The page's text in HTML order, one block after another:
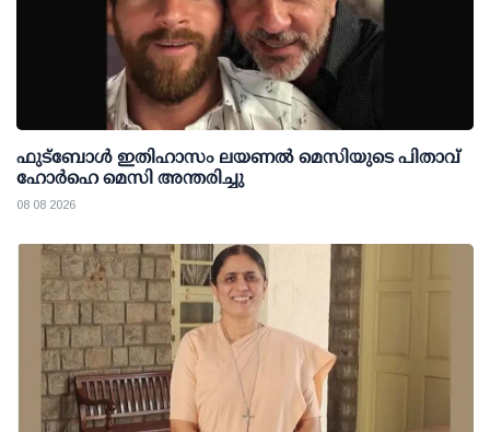
ഫുട്ബോൾ ഇതിഹാസം ലയണൽ മെസിയുടെ പിതാവ്
ഹോർഹെ മെസി അന്തരിച്ചു
08 08 2026